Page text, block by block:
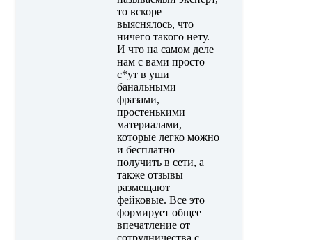
то вскоре
выяснялось, что
ничего такого нету.
И что на самом деле
нам с вами просто
с*ут в уши
банальными
фразами,
простенькими
материалами,
которые легко можно
и бесплатно
получить в сети, а
также отзывы
размещают
фейковые. Все это
формирует общее
впечатление от
сотрудничества с